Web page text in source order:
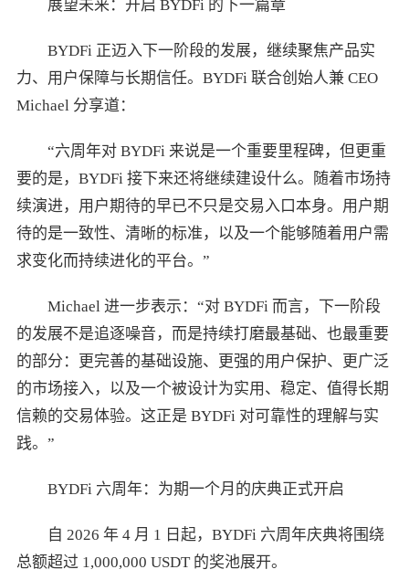
展望未来：开启 BYDFi 的下一篇章
BYDFi 正迈入下一阶段的发展，继续聚焦产品实
力、用户保障与长期信任。BYDFi 联合创始人兼 CEO
Michael 分享道：
“六周年对 BYDFi 来说是一个重要里程碑，但更重
要的是，BYDFi 接下来还将继续建设什么。随着市场持
续演进，用户期待的早已不只是交易入口本身。用户期
待的是一致性、清晰的标准，以及一个能够随着用户需
求变化而持续进化的平台。”
Michael 进一步表示：“对 BYDFi 而言，下一阶段
的发展不是追逐噪音，而是持续打磨最基础、也最重要
的部分：更完善的基础设施、更强的用户保护、更广泛
的市场接入，以及一个被设计为实用、稳定、值得长期
信赖的交易体验。这正是 BYDFi 对可靠性的理解与实
践。”
BYDFi 六周年：为期一个月的庆典正式开启
自 2026 年 4 月 1 日起，BYDFi 六周年庆典将围绕
总额超过 1,000,000 USDT 的奖池展开。